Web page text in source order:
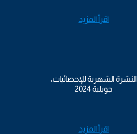
اقرأ المزيد
النشرة الشهرية للإحصائيات،
جويلية 2024
اقرأ المزيد